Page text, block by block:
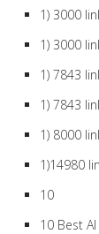
1) 3000
1) 3000
1) 7843
1) 7843
1) 8000
1)14980
10
10 Best